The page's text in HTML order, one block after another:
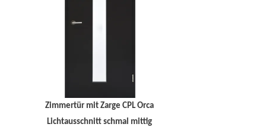
Zimmertür mit Zarge CPL Orca
Lichtausschnitt schmal mittig